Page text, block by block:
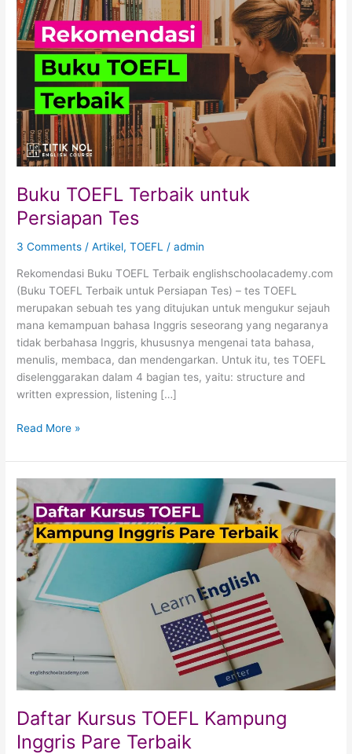
Buku TOEFL Terbaik untuk
Persiapan Tes
3 Comments /Artikel,TOEFL /admin
Rekomendasi Buku TOEFL Terbaik englishschoolacademy.com
(Buku TOEFL Terbaik untuk Persiapan Tes) – tes TOEFL
merupakan sebuah tes yang ditujukan untuk mengukur sejauh
mana kemampuan bahasa Inggris seseorang yang negaranya
tidak berbahasa Inggris, khususnya mengenai tata bahasa,
menulis, membaca, dan mendengarkan. Untuk itu, tes TOEFL
diselenggarakan dalam 4 bagian tes, yaitu: structure and
written expression, listening […]
untuk
Persiapan
Tes
Read More »
Daftar Kursus TOEFL Kampung
Inggris Pare Terbaik
Daftar
Kursus
TOEFL
Kampung
Inggris
Pare
Terbaik